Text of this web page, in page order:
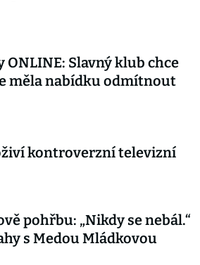
Slavný klub chce
měla nabídku odmítnout
kontroverzní televizní
pohřbu: „Nikdy se nebál.“
s Medou Mládkovou